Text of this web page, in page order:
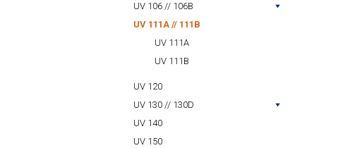
UV 106 // 106B
UV 111A // 111B
UV 111A
UV 111B
UV 120
UV 130 // 130D
UV 140
UV 150